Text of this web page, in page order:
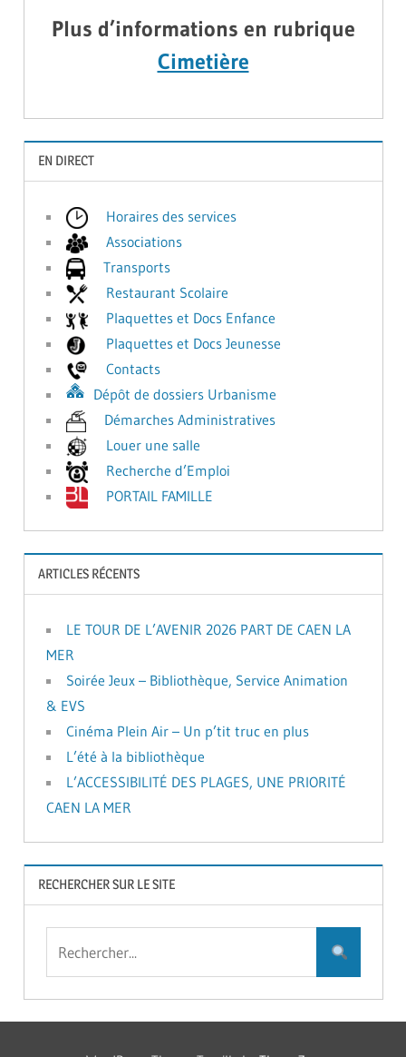
Plus d’informations en rubrique
Cimetière
EN DIRECT
Horaires des services
Associations
Transports
Restaurant Scolaire
Plaquettes et Docs Enfance
Plaquettes et Docs Jeunesse
Contacts
Dépôt de dossiers Urbanisme
Démarches Administratives
Louer une salle
Recherche d’Emploi
PORTAIL FAMILLE
ARTICLES RÉCENTS
LE TOUR DE L’AVENIR 2026 PART DE CAEN LA
MER
Soirée Jeux – Bibliothèque, Service Animation
& EVS
Cinéma Plein Air – Un p’tit truc en plus
L’été à la bibliothèque
L’ACCESSIBILITÉ DES PLAGES, UNE PRIORITÉ
CAEN LA MER
RECHERCHER SUR LE SITE